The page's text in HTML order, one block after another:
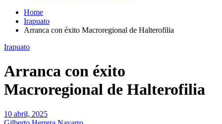
Home
Irapuato
Arranca con éxito Macroregional de Halterofilia
Irapuato
Arranca con éxito
Macroregional de Halterofilia
10 abril, 2025